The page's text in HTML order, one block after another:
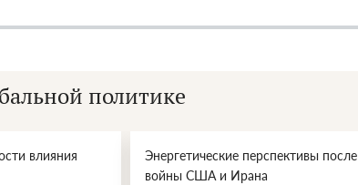
политике
влияния
Энергетические перспективы после
войны США и Ирана